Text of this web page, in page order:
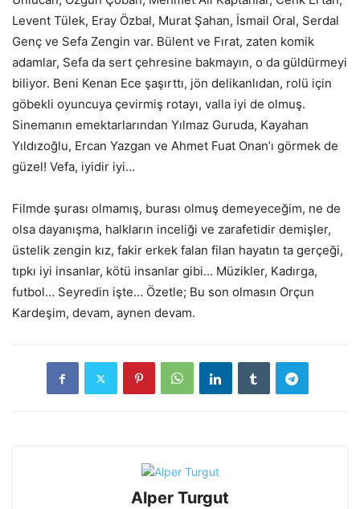
Levent Tülek, Eray Özbal, Murat Şahan, İsmail Oral, Serdal
Genç ve Sefa Zengin var. Bülent ve Fırat, zaten komik
adamlar, Sefa da sert çehresine bakmayın, o da güldürmeyi
biliyor. Beni Kenan Ece şaşırttı, jön delikanlıdan, rolü için
göbekli oyuncuya çevirmiş rotayı, valla iyi de olmuş.
Sinemanın emektarlarından Yılmaz Guruda, Kayahan
Yıldızoğlu, Ercan Yazgan ve Ahmet Fuat Onan’ı görmek de
güzel! Vefa, iyidir iyi…
Filmde şurası olmamış, burası olmuş demeyeceğim, ne de
olsa dayanışma, halkların inceliği ve zarafetidir demişler,
üstelik zengin kız, fakir erkek falan filan hayatın ta gerçeği,
tıpkı iyi insanlar, kötü insanlar gibi… Müzikler, Kadırga,
futbol… Seyredin işte… Özetle; Bu son olmasın Orçun
Kardeşim, devam, aynen devam.
Alper Turgut